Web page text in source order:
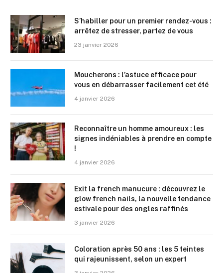
S’habiller pour un premier rendez-vous :
arrêtez de stresser, partez de vous
23 janvier 2026
Moucherons : l’astuce efficace pour
vous en débarrasser facilement cet été
4 janvier 2026
Reconnaître un homme amoureux : les
signes indéniables à prendre en compte
!
4 janvier 2026
Exit la french manucure : découvrez le
glow french nails, la nouvelle tendance
estivale pour des ongles raffinés
3 janvier 2026
Coloration après 50 ans : les 5 teintes
qui rajeunissent, selon un expert